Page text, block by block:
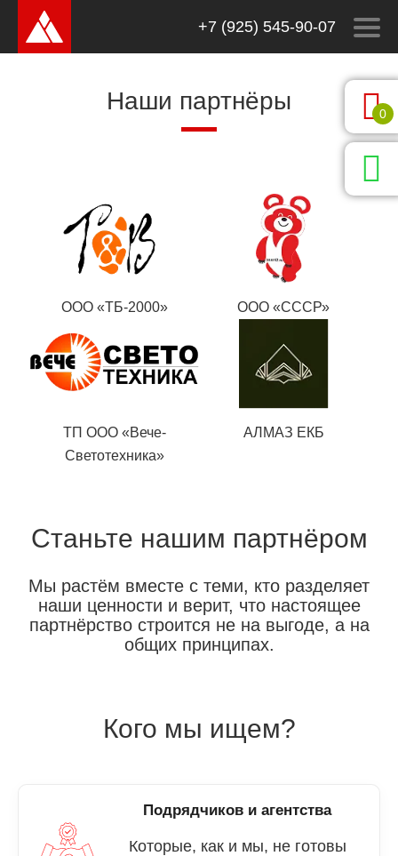
0
+7 (925) 545-90-07
Наши партнёры
ООО «ТБ-2000» ООО «СССР»
ТП ООО «Вече-
Светотехника»
АЛМАЗ ЕКБ
Станьте нашим партнёром
Мы растём вместе с теми, кто разделяет
наши ценности и верит, что настоящее
партнёрство строится не на выгоде, а на
общих принципах.
Кого мы ищем?
Подрядчиков и агентства
Которые, как и мы, не готовы